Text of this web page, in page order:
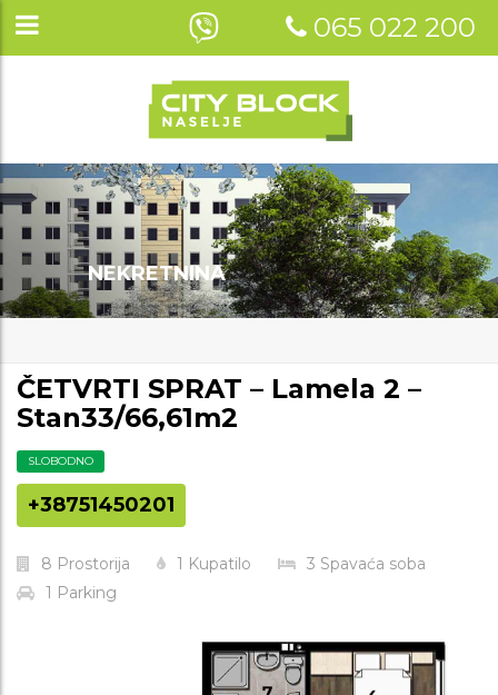
065 022 200
NEKRETNINA
ČETVRTI SPRAT – Lamela 2 –
Stan33/66,61m2
SLOBODNO
+38751450201
8 Prostorija 1 Kupatilo 3 Spavaća soba
1 Parking